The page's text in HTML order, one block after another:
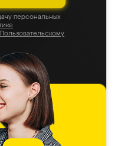
персональных
Пользовательскому